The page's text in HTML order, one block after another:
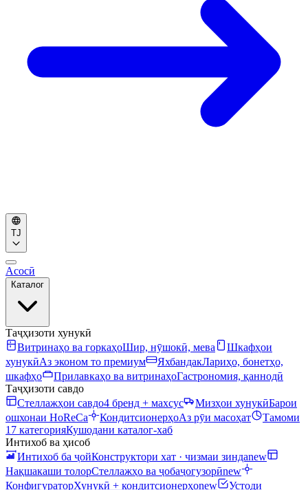
TJ
Асосӣ
Каталог
Таҷҳизоти хунукӣ
Витринаҳо ва горкаҳоШир, нӯшокӣ, мева
Шкафҳои
хунукӣАз эконом то премиум ЯхбандакЛариҳо, бонетҳо,
шкафҳо
Прилавкаҳо ва витринаҳоГастрономия, қаннодӣ
Таҷҳизоти савдо
Стеллажҳои савдо4 бренд + махсус Мизҳои хунукӣБарои
ошхонаи HoReCa
КондитсионерҳоАз рӯи масоҳат
Тамоми
17 категорияКушодани каталог-хаб
Интихоб ва ҳисоб
Интихоб ба ҷойКонструктори хат · чизмаи зиндаnew
Нақшакаши толорСтеллажҳо ва ҷобаҷогузорӣnew
КонфигураторХунукӣ + кондитсионерҳоnew
Устоди